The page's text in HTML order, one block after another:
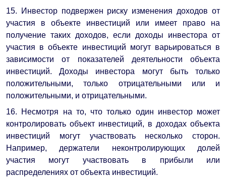
15. Инвестор подвержен риску изменения доходов от
участия в объекте инвестиций или имеет право на
получение таких доходов, если доходы инвестора от
участия в объекте инвестиций могут варьироваться в
зависимости от показателей деятельности объекта
инвестиций. Доходы инвестора могут быть только
положительными, только отрицательными или и
положительными, и отрицательными.
16. Несмотря на то, что только один инвестор может
контролировать объект инвестиций, в доходах объекта
инвестиций могут участвовать несколько сторон.
Например, держатели неконтролирующих долей
участия могут участвовать в прибыли или
распределениях от объекта инвестиций.